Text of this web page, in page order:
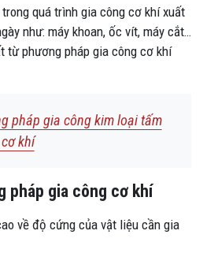
quá trình gia công cơ khí xuất
như: máy khoan, ốc vít, máy cắt…
từ phương pháp gia công cơ khí
pháp gia công kim loại tấm
khí
pháp gia công cơ khí
về độ cứng của vật liệu cần gia